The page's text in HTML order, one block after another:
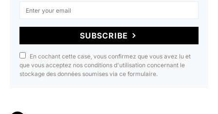
SUBSCRIBE
En cochant cette case, vous confirmez que vous avez lu et
que vous acceptez nos conditions d'utilisation concernant le
stockage des données soumises via ce formulaire.